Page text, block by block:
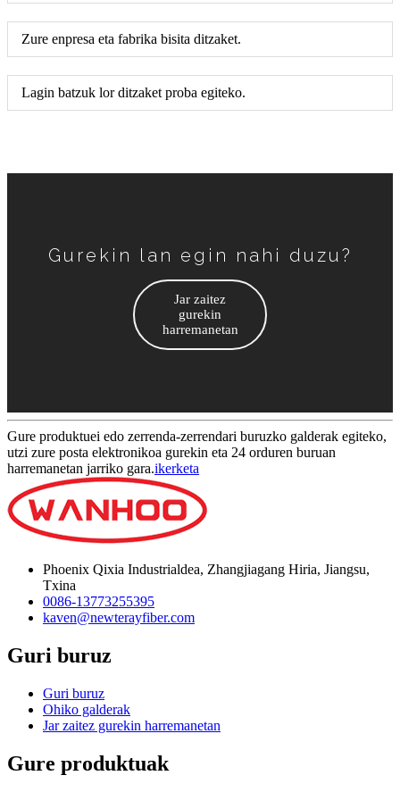
Zure enpresa eta fabrika bisita ditzaket.
Lagin batzuk lor ditzaket proba egiteko.
Gurekin lan egin nahi duzu?
Jar zaitez
gurekin
harremanetan
Gure produktuei edo zerrenda-zerrendari buruzko galderak egiteko,
utzi zure posta elektronikoa gurekin eta 24 orduren buruan
harremanetan jarriko gara.ikerketa
Phoenix Qixia Industrialdea, Zhangjiagang Hiria, Jiangsu,
Txina
0086-13773255395
kaven@newterayfiber.com
Guri buruz
Guri buruz
Ohiko galderak
Jar zaitez gurekin harremanetan
Gure produktuak